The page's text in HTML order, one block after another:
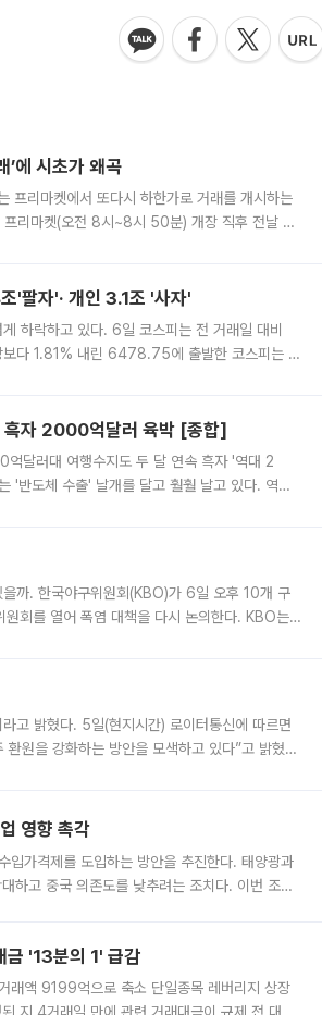
에 시초가 왜곡
프리마켓에서 또다시 하한가로 거래를 개시하는
리마켓(오전 8시~8시 50분) 개장 직후 전날 정
'팔자'· 개인 3.1조 '사자'
하락하고 있다. 6일 코스피는 전 거래일 대비
다 1.81% 내린 6478.75에 출발한 코스피는 장
흑자 2000억달러 육박 [종합]
달러대 여행수지도 두 달 연속 흑자 '역대 2
'반도체 수출' 날개를 달고 훨훨 날고 있다. 역대
까. 한국야구위원회(KBO)가 6일 오후 10개 구
원회를 열어 폭염 대책을 다시 논의한다. KBO는
터통신에 따르면
원을 강화하는 방안을 모색하고 있다”고 밝혔다.
영향 촉각
입가격제를 도입하는 방안을 추진한다. 태양광과
하고 중국 의존도를 낮추려는 조치다. 이번 조처
금 '13분의 1' 급감
액 9199억으로 축소 단일종목 레버리지 상장